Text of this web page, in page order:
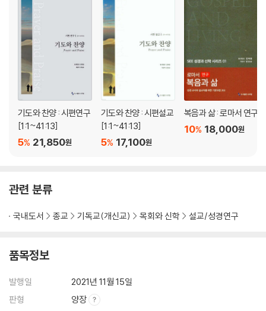
제18강
하나님의 나라는 (14:1-23)
제19강
서로 받으라 (15:1-13)
제20강
제사장 직분 (15:14-33)
제21강
헌신적인 동역자들 (16:1-27)
기도와 찬양 : 시편연구
[1:1~41:13]
21,850원
5%
기도와 찬양 : 시편설교
[1:1~41:13]
17,100원
5%
복음과 삶 : 로마서 연구
18,000원
10%
관련 분류
국내도서 종교 기독교(개신교) 목회와 신학 설교/성경연구
품목정보
발행일
2021년 11월 15일
판형
양장